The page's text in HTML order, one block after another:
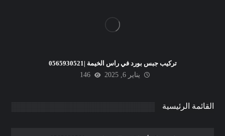
تركيب جبس بورد في راس الخيمة |0565930521
يناير 6, 2025
146
القائمة الرئيسية